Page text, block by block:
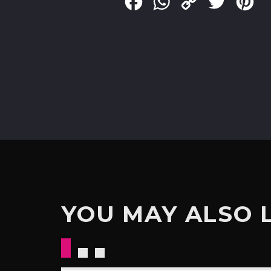
YOU MAY ALSO